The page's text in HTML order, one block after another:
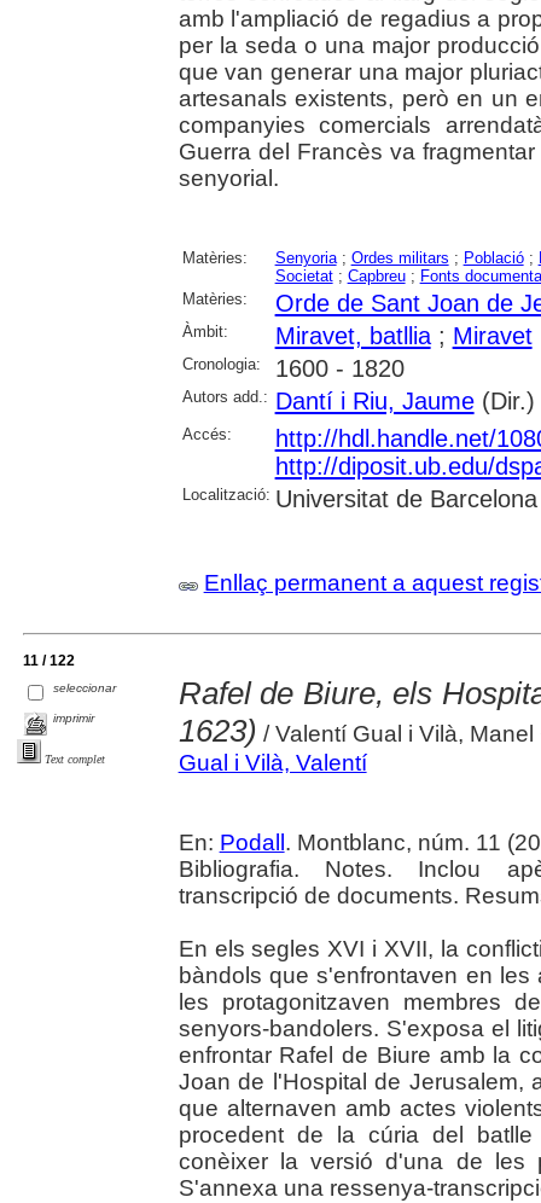
amb l'ampliació de regadius a
per la seda o una major
que van generar una major
artesanals existents, però en un
companyies comercials
Guerra del Francès va
senyorial.
Matèries: Senyoria; Ordes militars ; Població;
Societat; Capbreu; Fonts
Matèries:
Orde de Sant Joan de
Àmbit: Miravet, batllia; Miravet
Cronologia: 1600 - 1820
Autors add.: Dantí i Riu, Jaume
Accés:
http://hdl.handle.net/
http://diposit.ub.edu/
Localització: Universitat de Barcelona
Enllaç permanent a aquest
11 / 122
seleccionar
imprimir
Text complet
Rafel de Biure, els
1623) / Valentí Gual i Vilà,
Gual i Vilà, Valentí
En: Podall . Montblanc, núm. 11
Bibliografia. Notes. Inclou
transcripció de documents.
En els segles XVI i XVII, la
bàndols que s'enfrontaven en
les protagonitzaven membres
senyors-bandolers. S'exposa el
enfrontar Rafel de Biure amb la
Joan de l'Hospital de Jerusalem,
que alternaven amb actes
procedent de la cúria del
conèixer la versió d'una de les
S'annexa una ressenya-